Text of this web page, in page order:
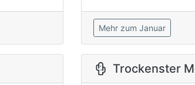
Mehr zum Januar
Trockenster